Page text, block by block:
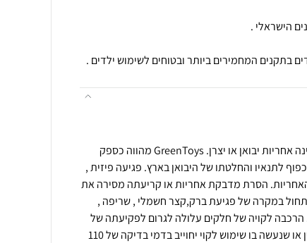
בתקנים המחמירים ביותר ובטוחים לשימוש ילדים .
תנאי רכישה ואחריות: האחריות הינה אחריות יבואן או יצרן. GreenToys מהווה כספק
לתנאיו והחלטתו של היבואן בארץ. פגיעה פיזית ,
האחריות. הסרת מדבקת אחריות או קריעתה מסירה את
במקרה של פגיעת ברק,קצר חשמלי , שריפה ,
הרכבה לקויה של חלקים עלולה לגרום לפקיעתה של
האחריות. מוצר שיבדק וימצא תקין או שנעשה בו שימוש לקוי יחוייב בדמי בדיקה של 110